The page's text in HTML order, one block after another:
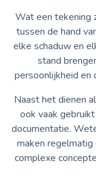
Wat een tekening
tussen de hand
elke schaduw en
stand
persoonlijkheid en
Naast het dienen
ook vaak
documentatie.
maken regelmatig
complexe